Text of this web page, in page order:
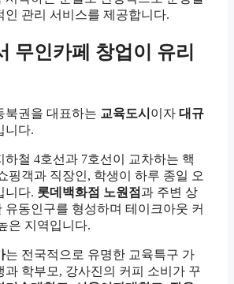
인 관리 서비스를 제공합니다.
무인카페 창업이 유리
북권을 대표하는 교육도시 이자 대규
니다.
하철 4호선과 7호선이 교차하는 핵
핑객과 직장인, 학생이 하루 종일 오
니다. 롯데백화점 노원점 과 주변 상
유동인구를 형성하며 테이크아웃 커
은 지역입니다.
는 전국적으로 유명한 교육특구 가
과 학부모, 강사진의 커피 소비가 꾸